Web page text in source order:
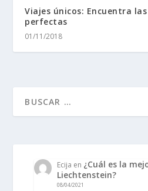
Viajes únicos: Encuentra
perfectas
01/11/2018
Ecija en ¿Cuál es la
Liechtenstein?
08/04/2021